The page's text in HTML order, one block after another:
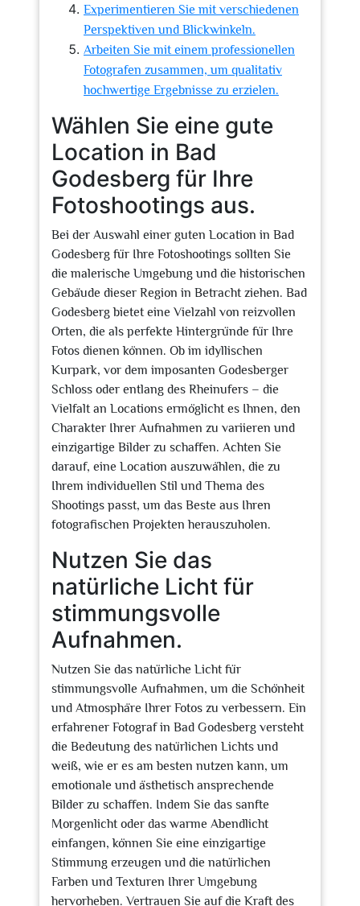
Experimentieren Sie mit verschiedenen
Perspektiven und Blickwinkeln.
Arbeiten Sie mit einem professionellen
Fotografen zusammen, um qualitativ
hochwertige Ergebnisse zu erzielen.
Wählen Sie eine gute
Location in Bad
Godesberg für Ihre
Fotoshootings aus.
Bei der Auswahl einer guten Location in Bad
Godesberg für Ihre Fotoshootings sollten Sie
die malerische Umgebung und die historischen
Gebäude dieser Region in Betracht ziehen. Bad
Godesberg bietet eine Vielzahl von reizvollen
Orten, die als perfekte Hintergründe für Ihre
Fotos dienen können. Ob im idyllischen
Kurpark, vor dem imposanten Godesberger
Schloss oder entlang des Rheinufers – die
Vielfalt an Locations ermöglicht es Ihnen, den
Charakter Ihrer Aufnahmen zu variieren und
einzigartige Bilder zu schaffen. Achten Sie
darauf, eine Location auszuwählen, die zu
Ihrem individuellen Stil und Thema des
Shootings passt, um das Beste aus Ihren
fotografischen Projekten herauszuholen.
Nutzen Sie das
natürliche Licht für
stimmungsvolle
Aufnahmen.
Nutzen Sie das natürliche Licht für
stimmungsvolle Aufnahmen, um die Schönheit
und Atmosphäre Ihrer Fotos zu verbessern. Ein
erfahrener Fotograf in Bad Godesberg versteht
die Bedeutung des natürlichen Lichts und
weiß, wie er es am besten nutzen kann, um
emotionale und ästhetisch ansprechende
Bilder zu schaffen. Indem Sie das sanfte
Morgenlicht oder das warme Abendlicht
einfangen, können Sie eine einzigartige
Stimmung erzeugen und die natürlichen
Farben und Texturen Ihrer Umgebung
hervorheben. Vertrauen Sie auf die Kraft des